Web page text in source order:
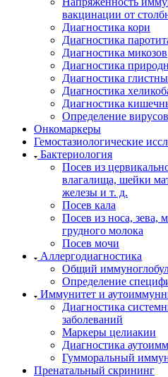
вакцинации от
Диагностика кори
Диагностика
Диагностика микозов
Диагностика
Диагностика
Диагностика
Диагностика
Определение
Онкомаркеры
Гемостазиологические
Бактериология
Посев из
влагалища, шейки
железы и т. д.
Посев кала
Посев из носа, зева,
грудного молока
Посев мочи
Аллергодиагностика
Общий
Определение
Иммунитет и
Диагностика
заболеваний
Маркеры целиакии
Диагностика
Гумморальный
Пренатальный скрининг